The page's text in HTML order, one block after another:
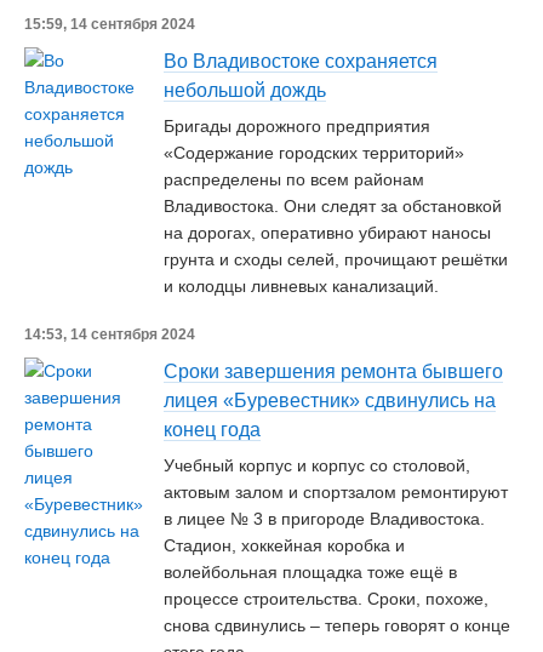
15:59, 14 сентября 2024
Во Владивостоке сохраняется
небольшой дождь
Бригады дорожного предприятия
«Содержание городских территорий»
распределены по всем районам
Владивостока. Они следят за обстановкой
на дорогах, оперативно убирают наносы
грунта и сходы селей, прочищают решётки
и колодцы ливневых канализаций.
14:53, 14 сентября 2024
Сроки завершения ремонта бывшего
лицея «Буревестник» сдвинулись на
конец года
Учебный корпус и корпус со столовой,
актовым залом и спортзалом ремонтируют
в лицее № 3 в пригороде Владивостока.
Стадион, хоккейная коробка и
волейбольная площадка тоже ещё в
процессе строительства. Сроки, похоже,
снова сдвинулись – теперь говорят о конце